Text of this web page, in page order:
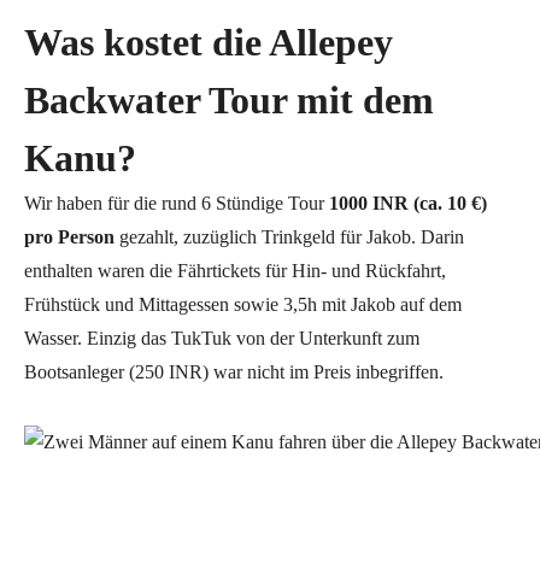
Was kostet die Allepey
Backwater Tour mit dem
Kanu?
Wir haben für die rund 6 Stündige Tour 1000 INR (ca. 10 €)
pro Person gezahlt, zuzüglich Trinkgeld für Jakob. Darin
enthalten waren die Fährtickets für Hin- und Rückfahrt,
Frühstück und Mittagessen sowie 3,5h mit Jakob auf dem
Wasser. Einzig das TukTuk von der Unterkunft zum
Bootsanleger (250 INR) war nicht im Preis inbegriffen.